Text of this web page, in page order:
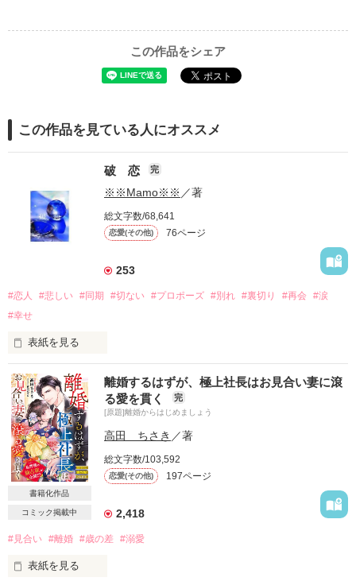
この作品をシェア
この作品を見ている人にオススメ
破 恋 完
※※Mamo※※ ／著
総文字数/68,641
恋愛(その他) 76ページ
253
#恋人 #悲しい #同期 #切ない #プロポーズ #別れ #裏切り #再会 #涙
#幸せ
表紙を見る
「50作品目」
完結致しました。
読んで頂けましたら
嬉しいです。
でも、合わないと
思われましたら
直ぐに退出されて下さい。
宜しくお願い致します。
※※Mammo※※で、ございました。
書籍化作品
コミック掲載中
離婚するはずが、極上社長はお見合い妻に滾
る愛を貫く
完
[原題]離婚からはじめましょう
高田 ちさき ／著
総文字数/103,592
恋愛(その他) 197ページ
2,418
#見合い #離婚 #歳の差 #溺愛
表紙を見る